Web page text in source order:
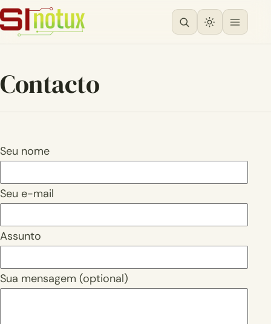
Contacto
Seu nome
Seu e-mail
Assunto
Sua mensagem (optional)